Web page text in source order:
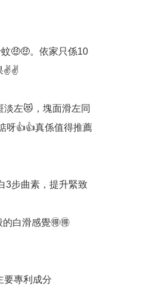
🤑🤑。依家只係10
✌️✌️
淡左😻，塊面滑左同
呀👍👍真係值得推薦
3步曲素，提升緊致
白滑感覺🉐🉐
要專利成分